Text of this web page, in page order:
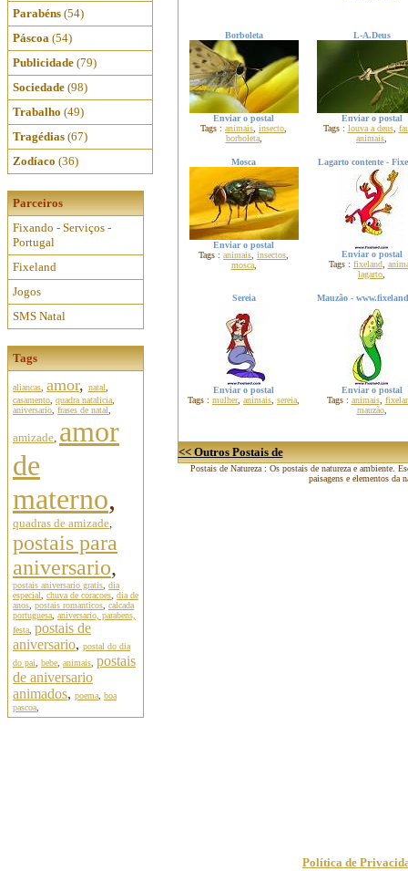
Parabéns (54)
Páscoa (54)
Publicidade (79)
Sociedade (98)
Trabalho (49)
Tragédias (67)
Zodíaco (36)
Parceiros
Fixando - Serviços -
Portugal
Fixeland
Jogos
SMS Natal
Tags
aliancas amor, natal
casamento quadra natalicia
aniversario frases de natal
amizade, amor
de
materno,
quadras de amizade,
postais para
aniversario,
postais aniversario gratis dia
especial
chuva de coracoes dia de
anos postais romanticos calcada
portuguesa aniversario, parabens,
festa postais de
aniversario, postal do dia
do pai
bebe animais postais
de aniversario
animados, poema boa
pascoa
Borboleta
Enviar o postal
Tags : animais insecto
borboleta,
L-A.Deus
Enviar o postal
Tags : louva a deus,
animais
Mosca
Enviar o postal
Tags : animais insectos
mosca,
Lagarto contente -
Enviar o postal
Tags : fixeland,
lagarto
Sereia
Enviar o postal
Tags : mulher, animais sereia
Mauzão -
Enviar o postal
Tags : animais,
mauzão,
<< Outros Postais de
Postais de Natureza : Os postais de natureza e ambiente.
paisagens e elementos da
Política de